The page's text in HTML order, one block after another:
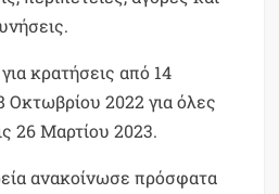
κρατήσεις από 14
Οκτωβρίου 2022 για όλες
26 Μαρτίου 2023.
ανακοίνωσε πρόσφατα